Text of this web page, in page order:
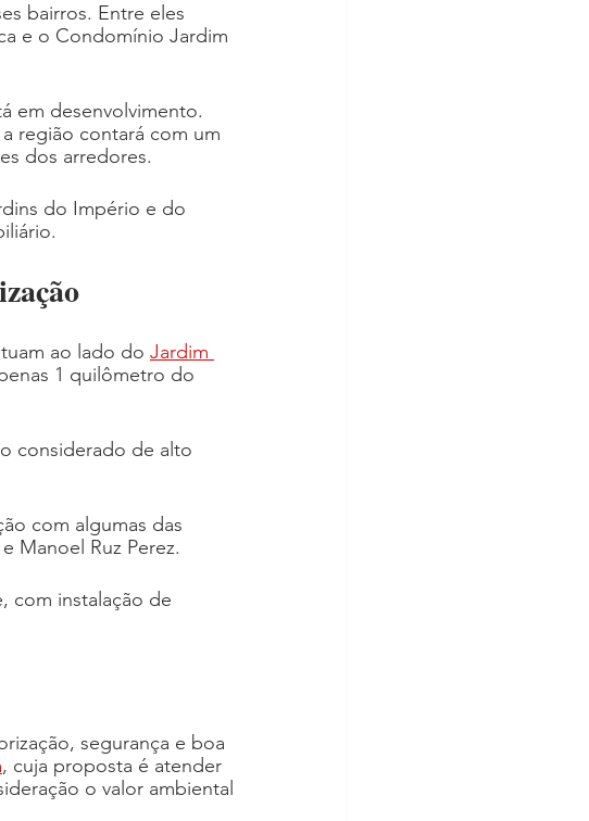
bairros. Entre eles
e o Condomínio Jardim
em desenvolvimento.
região contará com um
dos arredores.
do Império e do
ao lado do Jardim
1 quilômetro do
considerado de alto
com algumas das
Manoel Ruz Perez.
com instalação de
segurança e boa
, cuja proposta é atender
o valor ambiental